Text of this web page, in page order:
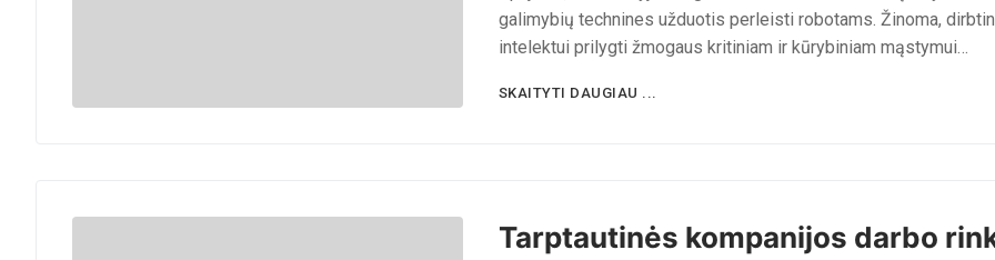
galimybių technines užduotis perleisti robotams. Žinoma,
intelektui prilygti žmogaus kritiniam ir kūrybiniam mąstymui…
SKAITYTI DAUGIAU ...
Tarptautinės kompanijos darbo